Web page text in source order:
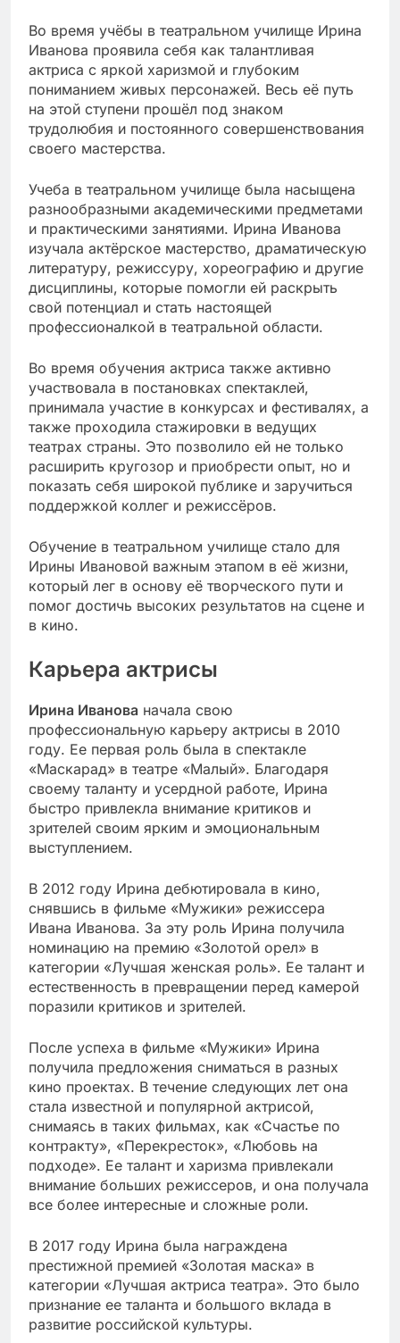
Во время учёбы в театральном училище Ирина
Иванова проявила себя как талантливая
актриса с яркой харизмой и глубоким
пониманием живых персонажей. Весь её путь
на этой ступени прошёл под знаком
трудолюбия и постоянного совершенствования
своего мастерства.
Учеба в театральном училище была насыщена
разнообразными академическими предметами
и практическими занятиями. Ирина Иванова
изучала актёрское мастерство, драматическую
литературу, режиссуру, хореографию и другие
дисциплины, которые помогли ей раскрыть
свой потенциал и стать настоящей
профессионалкой в театральной области.
Во время обучения актриса также активно
участвовала в постановках спектаклей,
принимала участие в конкурсах и фестивалях, а
также проходила стажировки в ведущих
театрах страны. Это позволило ей не только
расширить кругозор и приобрести опыт, но и
показать себя широкой публике и заручиться
поддержкой коллег и режиссёров.
Обучение в театральном училище стало для
Ирины Ивановой важным этапом в её жизни,
который лег в основу её творческого пути и
помог достичь высоких результатов на сцене и
в кино.
Карьера актрисы
Ирина Иванова начала свою
профессиональную карьеру актрисы в 2010
году. Ее первая роль была в спектакле
«Маскарад» в театре «Малый». Благодаря
своему таланту и усердной работе, Ирина
быстро привлекла внимание критиков и
зрителей своим ярким и эмоциональным
выступлением.
В 2012 году Ирина дебютировала в кино,
снявшись в фильме «Мужики» режиссера
Ивана Иванова. За эту роль Ирина получила
номинацию на премию «Золотой орел» в
категории «Лучшая женская роль». Ее талант и
естественность в превращении перед камерой
поразили критиков и зрителей.
После успеха в фильме «Мужики» Ирина
получила предложения сниматься в разных
кино проектах. В течение следующих лет она
стала известной и популярной актрисой,
снимаясь в таких фильмах, как «Счастье по
контракту», «Перекресток», «Любовь на
подходе». Ее талант и харизма привлекали
внимание больших режиссеров, и она получала
все более интересные и сложные роли.
В 2017 году Ирина была награждена
престижной премией «Золотая маска» в
категории «Лучшая актриса театра». Это было
признание ее таланта и большого вклада в
развитие российской культуры.